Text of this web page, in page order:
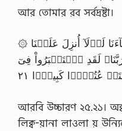
আর তোমার রব সর্বদ্রষ্টা।
۞ وَقَالَ ٱلَّذِينَ لَا يَرۡجُونَ لِقَآءَنَا لَوۡلَآ أُنزِلَ عَلَيۡنَا
لَقَدِ ٱسۡتَكۡبَرُواْ فِىٓ
عُتُوًّ۬ا كَبِيرً۬ا ٢١
আরবি উচ্চারণ ২৫.২১।
লিক্ব-য়ানা লাওলা য়